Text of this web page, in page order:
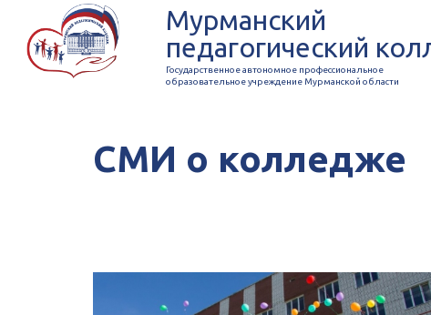
Мурманский
педагогический
Государственное автономное профессиональное
образовательное учреждение Мурманской области
СМИ о колледже